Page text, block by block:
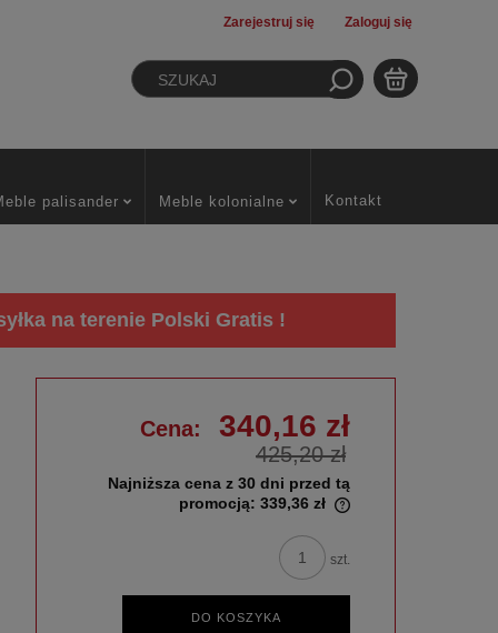
Zarejestruj się Zaloguj się
palisander Meble kolonialne Kontakt
na terenie Polski Gratis !
Cena: 340,16 zł
425,20 zł
Najniższa cena z 30 dni przed tą
promocją: 339,36 zł
szt.
DO KOSZYKA